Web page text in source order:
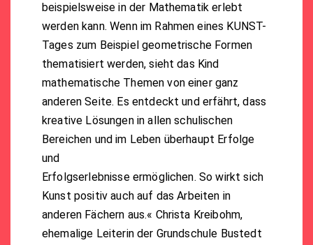
beispielsweise in der Mathematik erlebt
werden kann. Wenn im Rahmen eines KUNST-
Tages zum Beispiel geometrische Formen
thematisiert werden, sieht das Kind
mathematische Themen von einer ganz
anderen Seite. Es entdeckt und erfährt, dass
kreative Lösungen in allen schulischen
Bereichen und im Leben überhaupt Erfolge
und
Erfolgserlebnisse ermöglichen. So wirkt sich
Kunst positiv auch auf das Arbeiten in
anderen Fächern aus.« Christa Kreibohm,
ehemalige Leiterin der Grundschule Bustedt